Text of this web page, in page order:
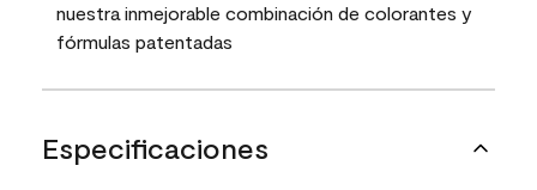
nuestra inmejorable combinación de colorantes y
fórmulas patentadas
Especificaciones